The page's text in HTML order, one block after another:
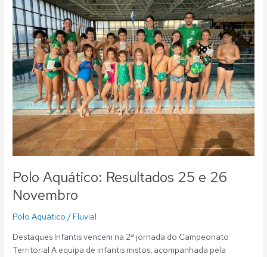
Polo Aquático: Resultados 25 e 26
Novembro
Polo Aquático / Fluvial
Destaques Infantis vencem na 2ª jornada do Campeonato
Territorial A equipa de infantis mistos, acompanhada pela
Resultados
25
e
26
Novembro